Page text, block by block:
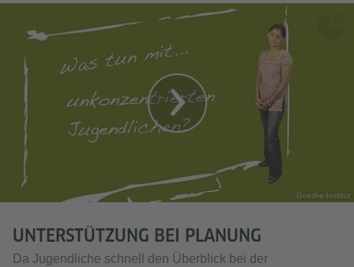
Goethe-Institut
UNTERSTÜTZUNG BEI PLANUNG
Da Jugendliche schnell den Überblick bei der